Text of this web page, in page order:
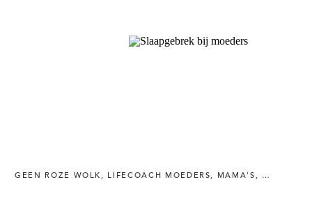
GEEN ROZE WOLK , LIFECOACH MOEDERS, MAMA'S ,